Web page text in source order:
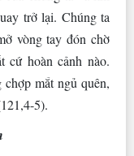
trở lại. Chúng ta
vòng tay đón chờ
cứ hoàn cảnh nào.
mắt ngủ quên,
5).